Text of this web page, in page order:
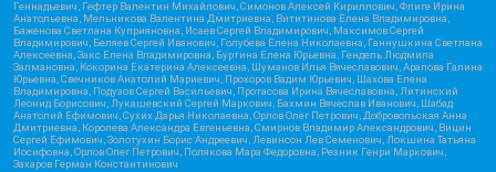
Геннадьевич, Гефтер Валентин Михайлович, Симонов Алексей Кириллович, Флиге Ирина
Анатольевна, Мельникова Валентина Дмитриевна, Вититинова Елена Владимировна,
Баженова Светлана Куприяновна, Исаев Сергей Владимирович, Максимов Сергей
Владимирович, Беляев Сергей Иванович, Голубева Елена Николаевна, Ганнушкина Светлана
Алексеевна, Закс Елена Владимировна, Буртина Елена Юрьевна, Гендель Людмила
Залмановна, Кокорина Екатерина Алексеевна, Шуманов Илья Вячеславович, Арапова Галина
Юрьевна, Свечников Анатолий Мариевич, Прохоров Вадим Юрьевич, Шахова Елена
Владимировна, Подузов Сергей Васильевич, Протасова Ирина Вячеславовна, Литинский
Леонид Борисович, Лукашевский Сергей Маркович, Бахмин Вячеслав Иванович, Шабад
Анатолий Ефимович, Сухих Дарья Николаевна, Орлов Олег Петрович, Добровольская Анна
Дмитриевна, Королева Александра Евгеньевна, Смирнов Владимир Александрович, Вицин
Сергей Ефимович, Золотухин Борис Андреевич, Левинсон Лев Семенович, Локшина Татьяна
Иосифовна, Орлов Олег Петрович, Полякова Мара Федоровна, Резник Генри Маркович,
Захаров Герман Константинович